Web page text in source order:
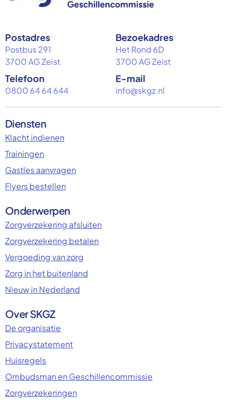
Postadres
Postbus 291
3700 AG Zeist
Bezoekadres
Het Rond 6D
3700 AG Zeist
Telefoon
0800 64 64 644
E-mail
info@skgz.nl
Diensten
Klacht indienen
Trainingen
Gastles aanvragen
Flyers bestellen
Onderwerpen
Zorgverzekering afsluiten
Zorgverzekering betalen
Vergoeding van zorg
Zorg in het buitenland
Nieuw in Nederland
Over SKGZ
De organisatie
Privacystatement
Huisregels
Ombudsman en Geschillencommissie
Zorgverzekeringen